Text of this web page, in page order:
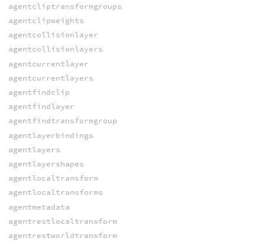
agentcliptransformgroups
agentclipweights
agentcollisionlayer
agentcollisionlayers
agentcurrentlayer
agentcurrentlayers
agentfindclip
agentfindlayer
agentfindtransformgroup
agentlayerbindings
agentlayers
agentlayershapes
agentlocaltransform
agentlocaltransforms
agentmetadata
agentrestlocaltransform
agentrestworldtransform